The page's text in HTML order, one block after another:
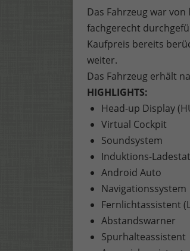
Das Fahrzeug war
fachgerecht
Kaufpreis bereits
weiter.
Das Fahrzeug erhält
HIGHLIGHTS:
Head-up Display
Virtual Cockpit
Soundsystem
Induktions-
Android Auto
Navigationssystem
Fernlichtassistent
Abstandswarner
Spurhalteassistent